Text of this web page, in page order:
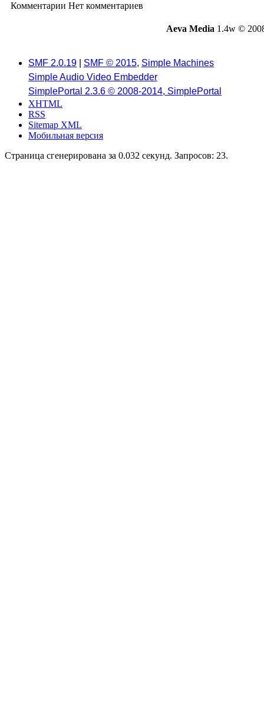
Комментарии Нет комментариев
Aeva Media 1.4w ©
SMF 2.0.19 SMF © 2015, Simple Machines
Simple Audio Video Embedder
SimplePortal 2.3.6 © 2008-2014, SimplePortal
XHTML
RSS
Sitemap XML
Мобильная версия
Страница сгенерирована за 0.032 секунд. Запросов: 23.